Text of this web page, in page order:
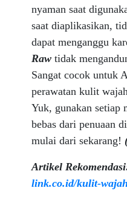
nyaman saat
saat diaplikasikan,
dapat menganggu
Raw tidak
Sangat cocok untuk
perawatan kulit
Yuk, gunakan setiap
bebas dari penuaan
mulai dari sekarang!
Artikel
link.co.id/kulit-